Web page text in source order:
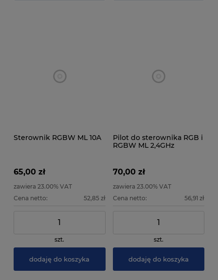
Sterownik RGBW ML 10A
65,00 zł
zawiera 23.00% VAT
Cena netto:
52,85 zł
szt.
dodaję do koszyka
Pilot do sterownika RGB i
RGBW ML 2,4GHz
70,00 zł
zawiera 23.00% VAT
Cena netto:
56,91 zł
szt.
dodaję do koszyka